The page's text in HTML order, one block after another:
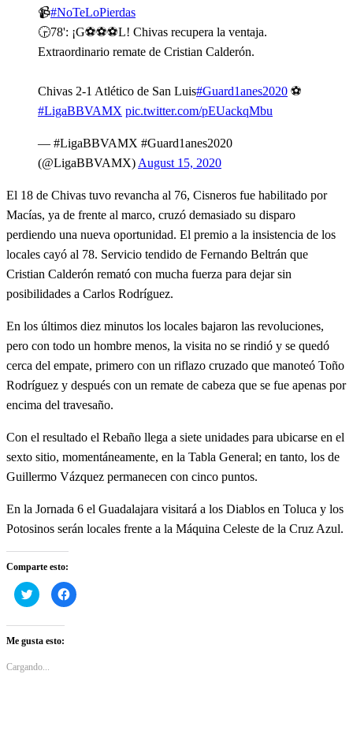
📹#NoTeLoPierdas
🕞78': ¡G⚽⚽⚽L! Chivas recupera la ventaja.
Extraordinario remate de Cristian Calderón.
Chivas 2-1 Atlético de San Luis#Guard1anes2020 ⚽
#LigaBBVAMX pic.twitter.com/pEUackqMbu
— #LigaBBVAMX #Guard1anes2020
(@LigaBBVAMX) August 15, 2020
El 18 de Chivas tuvo revancha al 76, Cisneros fue habilitado por
Macías, ya de frente al marco, cruzó demasiado su disparo
perdiendo una nueva oportunidad. El premio a la insistencia de los
locales cayó al 78. Servicio tendido de Fernando Beltrán que
Cristian Calderón remató con mucha fuerza para dejar sin
posibilidades a Carlos Rodríguez.
En los últimos diez minutos los locales bajaron las revoluciones,
pero con todo un hombre menos, la visita no se rindió y se quedó
cerca del empate, primero con un riflazo cruzado que manoteó Toño
Rodríguez y después con un remate de cabeza que se fue apenas por
encima del travesaño.
Con el resultado el Rebaño llega a siete unidades para ubicarse en el
sexto sitio, momentáneamente, en la Tabla General; en tanto, los de
Guillermo Vázquez permanecen con cinco puntos.
En la Jornada 6 el Guadalajara visitará a los Diablos en Toluca y los
Potosinos serán locales frente a la Máquina Celeste de la Cruz Azul.
Comparte esto:
Haz
clic
en
Twitter
(Se
en
Haz
clic
Me gusta esto:
Cargando...